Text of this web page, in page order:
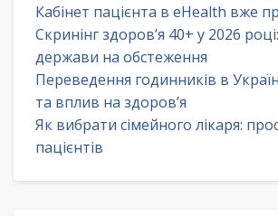
Кабінет пацієнта в eHealth вже
Скринінг здоров’я 40+ у 2026
держави на обстеження
Переведення годинників в
та вплив на здоров’я
Як вибрати сімейного лікаря:
пацієнтів